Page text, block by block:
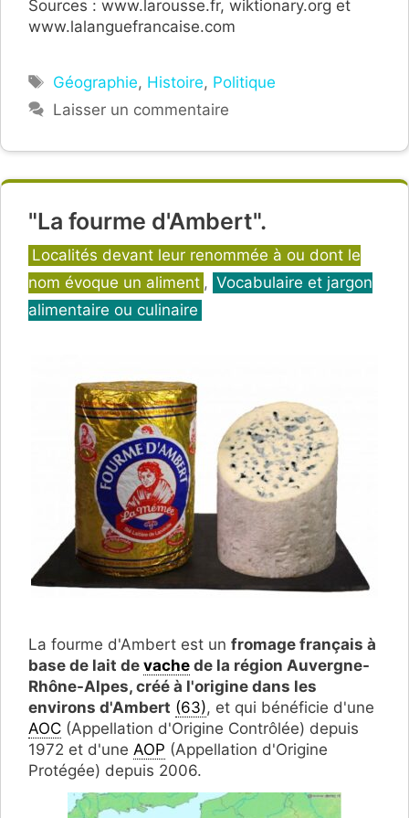
Sources : www.larousse.fr, wiktionary.org et
www.lalanguefrancaise.com
Étiquettes
Géographie, Histoire, Politique
Laisser un commentaire
"La fourme d'Ambert".
Catégories
Localités devant leur renommée à ou dont le
nom évoque un aliment , Vocabulaire et jargon
alimentaire ou culinaire
La fourme d'Ambert est un fromage français à
base de lait de vache de la région Auvergne-
Rhône-Alpes, créé à l'origine dans les
environs d'Ambert (63), et qui bénéficie d'une
AOC (Appellation d'Origine Contrôlée) depuis
1972 et d'une AOP (Appellation d'Origine
Protégée) depuis 2006.